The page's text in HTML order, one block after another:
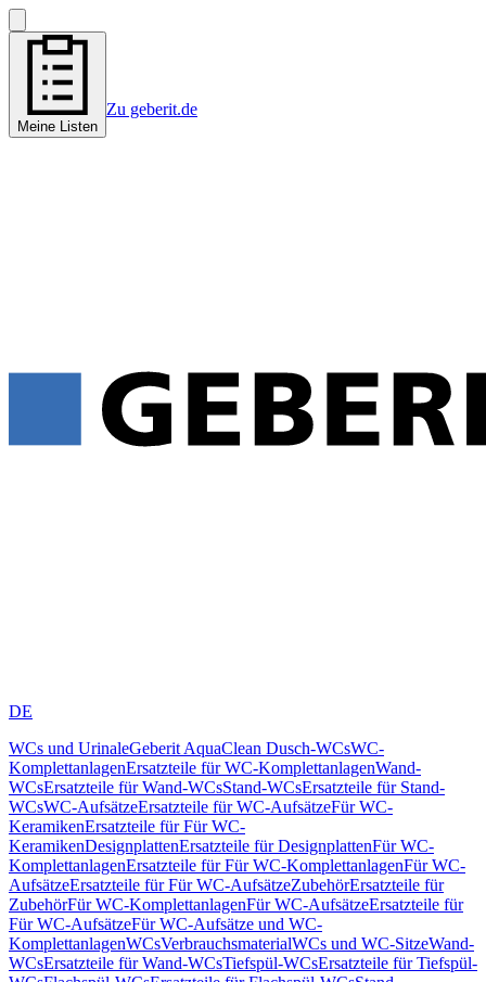
Meine Listen
Zu geberit.de
DE
WCs und UrinaleGeberit AquaClean Dusch-WCsWC-
KomplettanlagenErsatzteile für WC-KomplettanlagenWand-
WCsErsatzteile für Wand-WCsStand-WCsErsatzteile für Stand-
WCsWC-AufsätzeErsatzteile für WC-AufsätzeFür WC-
KeramikenErsatzteile für Für WC-
KeramikenDesignplattenErsatzteile für DesignplattenFür WC-
KomplettanlagenErsatzteile für Für WC-KomplettanlagenFür WC-
AufsätzeErsatzteile für Für WC-AufsätzeZubehörErsatzteile für
ZubehörFür WC-KomplettanlagenFür WC-AufsätzeErsatzteile für
Für WC-AufsätzeFür WC-Aufsätze und WC-
KomplettanlagenWCsVerbrauchsmaterialWCs und WC-SitzeWand-
WCsErsatzteile für Wand-WCsTiefspül-WCsErsatzteile für Tiefspül-